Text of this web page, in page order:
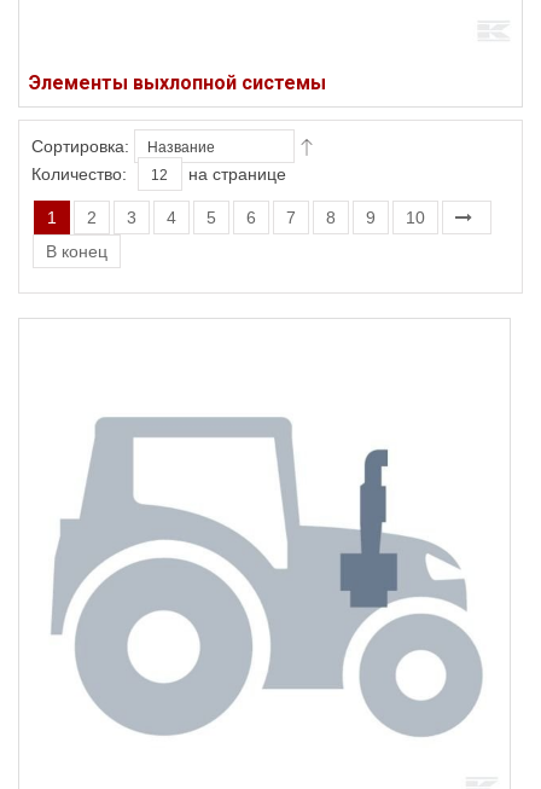
Элементы выхлопной системы
Сортировка:
Количество:
на странице
1 2 3 4 5 6 7 8 9
10
В конец